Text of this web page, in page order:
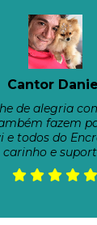
Cantor
de alegria
fazem
e todos do
carinho e